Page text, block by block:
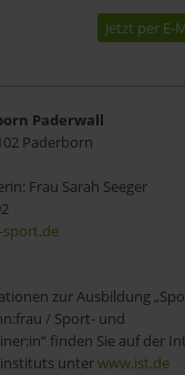
Jetzt per E-
Paderwall
Paderborn
Frau Sarah Seeger
sport.de
zur Ausbildung
/ Sport- und
finden Sie auf der
unterwww.ist.de